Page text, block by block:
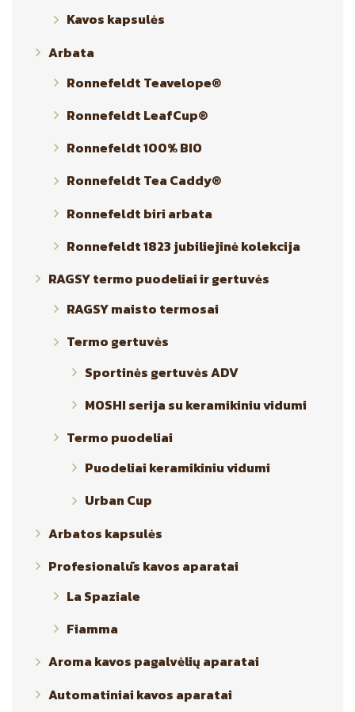
Kavos kapsulės
Arbata
Ronnefeldt Teavelope®
Ronnefeldt LeafCup®
Ronnefeldt 100% BIO
Ronnefeldt Tea Caddy®
Ronnefeldt biri arbata
Ronnefeldt 1823 jubiliejinė kolekcija
RAGSY termo puodeliai ir gertuvės
RAGSY maisto termosai
Termo gertuvės
Sportinės gertuvės ADV
MOSHI serija su keramikiniu vidumi
Termo puodeliai
Puodeliai keramikiniu vidumi
Urban Cup
Arbatos kapsulės
Profesionalūs kavos aparatai
La Spaziale
Fiamma
Aroma kavos pagalvėlių aparatai
Automatiniai kavos aparatai